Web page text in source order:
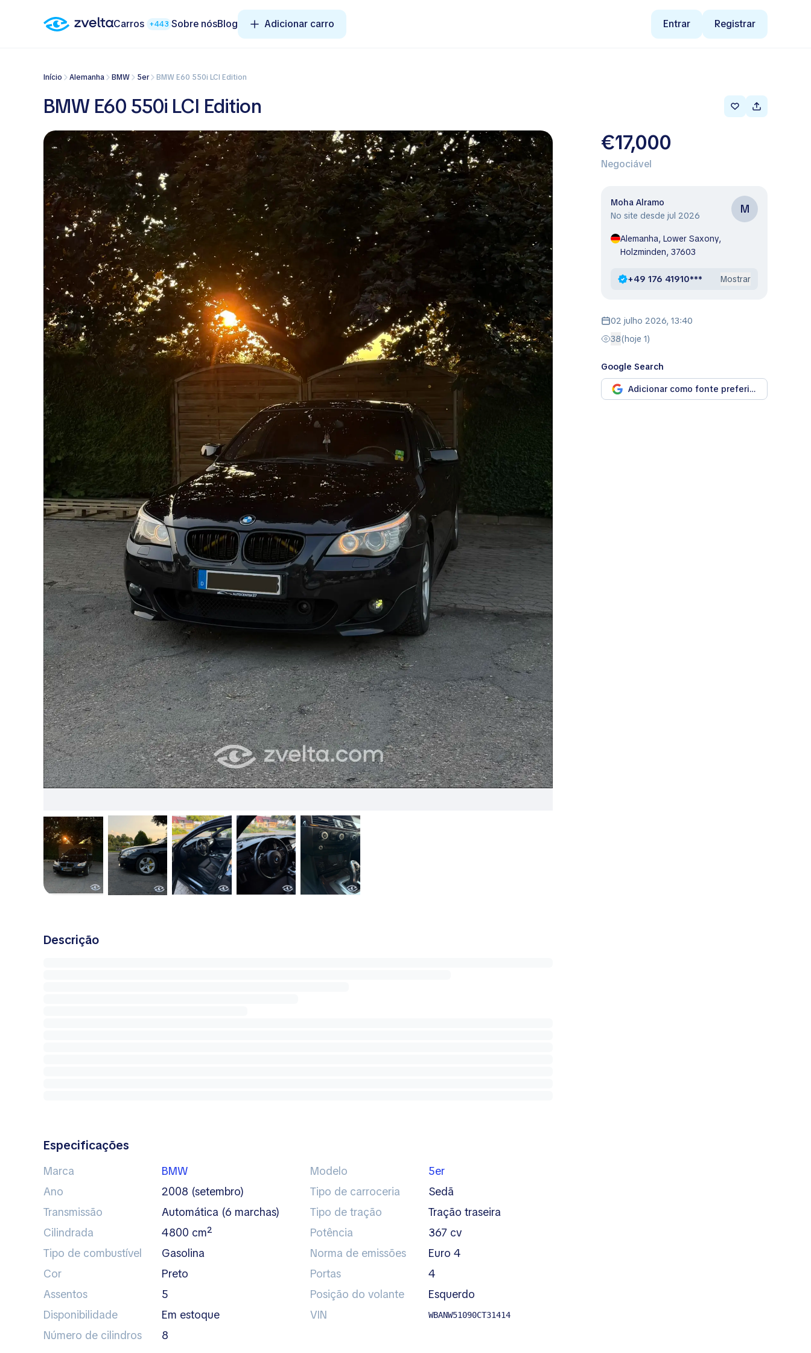
Carros +443 Sobre nósBlog Adicionar carro Entrar Registrar
Início Alemanha BMW 5er BMW E60 550i LCI Edition
BMW E60 550i LCI Edition
Descrição
Especificações
Marca BMW Modelo
5er
Ano
2008 (setembro) Tipo de carroceria
sedã
Transmissão
automática (6 marchas) Tipo de tração
tração traseira
Cilindrada
4800 cm² Potência
367 cv
Tipo de combustível
gasolina Norma de emissões
Euro 4
Cor
preto Portas
4
Assentos
5 Posição do volante
esquerdo
Disponibilidade
em estoque VIN WBANW51090CT31414
Número de cilindros 8
€17,000
Negociável
Moha Alramo
No site desde jul 2026
M
Alemanha, Lower Saxony,
Holzminden, 37603
+49 176 41910*** Mostrar
02 julho 2026, 13:40
38(hoje 1)
Google Search
Adicionar como fonte preferida